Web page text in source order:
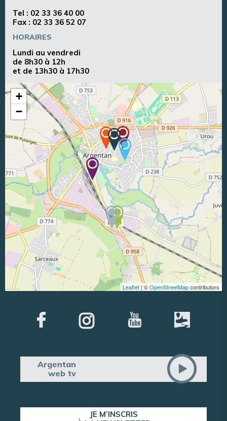
Tel : 02 33 36 40 00
Fax : 02 33 36 52 07
HORAIRES
Lundi au vendredi
de 8h30 à 12h
et de 13h30 à 17h30
+
−
Leaflet | ©OpenStreetMapcontributors
Argentan
web tv
JE M’INSCRIS